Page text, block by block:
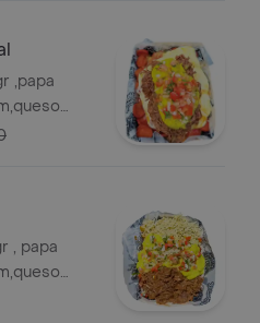
,papa
en
, papa
en